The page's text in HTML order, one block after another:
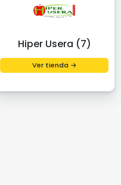
Hiper Usera (7)
Ver tienda →